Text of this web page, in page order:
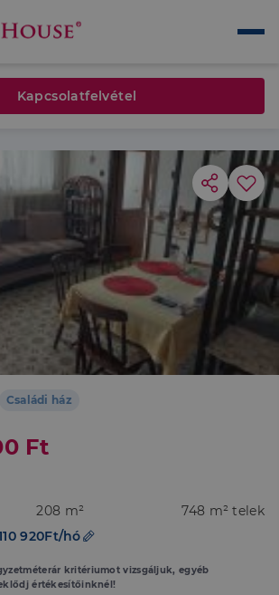
Családi ház
Ft
208 m²
748 m² telek
920Ft/hó
kritériumot vizsgáljuk, egyéb
értékesítőinknél!
Kapcsolatfelvétel